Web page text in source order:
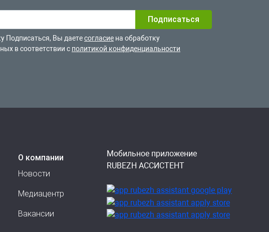
Подписаться, Вы даетесогласие на обработку
в соответствии с политикой конфиденциальности
О компании
Новости
Медиацентр
Вакансии
Мобильное приложение
RUBEZH АССИСТЕНТ